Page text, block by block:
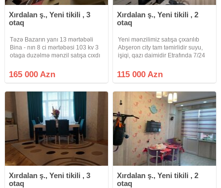
Xırdalan ş., Yeni tikili , 3
otaq
Təzə Bazarın yanı 13 mərtəbəli
Bina - nın 8 ci mərtəbəsi 103 kv 3
otaga duzəlmə mənzil satışa cıxdı
super təmirlidir
165 000 Azn
Xırdalan ş., Yeni tikili , 2
otaq
Yeni mənzilimiz satışa çıxarılıb
Abşeron city tam təmirlidir suyu,
işiqi, qazı daimidir Etrafında 7/24
Bütün iaşə obyektlerinə yaxındır. 2
otağa düzəlmədir ümumi sahesi
115 000 Azn
Xırdalan ş., Yeni tikili , 3
otaq
Xırdalan ş., Yeni tikili , 2
otaq